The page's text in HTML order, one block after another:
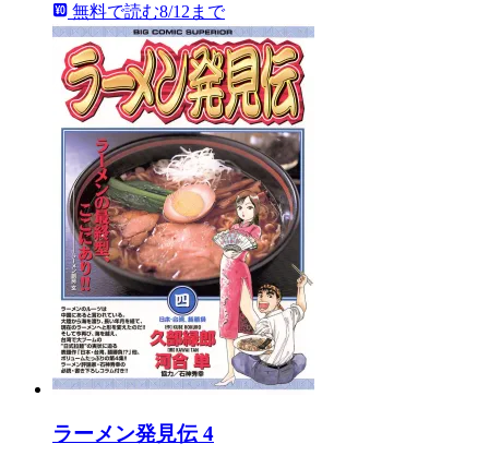
無料で読む8/12まで
ラーメン発見伝 4